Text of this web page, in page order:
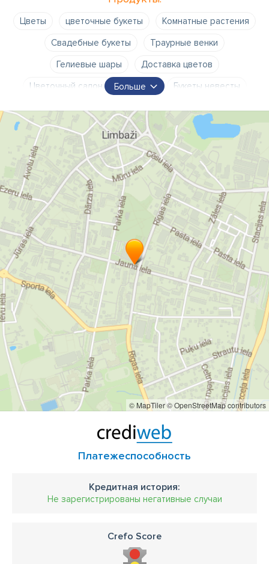
Цветы цветочные букеты
Комнатные растения
Свадебные букеты
Траурные венки
Гелиевые шары
Доставка цветов
Цветочный салон в Лимбажах
Букеты невесты
Цветы в горшках
Штраусы
Траурные букеты
Похоронные венки
Больше
© MapTiler© OpenStreetMap contributors
Платежеспособность
Кредитная история:
Не зарегистрированы негативные случаи
Crefo Score